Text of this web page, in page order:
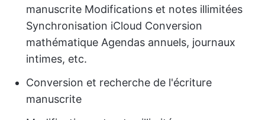
manuscrite Modifications et notes illimitées
Synchronisation iCloud Conversion
mathématique Agendas annuels, journaux
intimes, etc.
Conversion et recherche de l'écriture
manuscrite